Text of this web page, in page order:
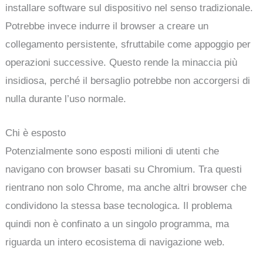
installare software sul dispositivo nel senso tradizionale.
Potrebbe invece indurre il browser a creare un
collegamento persistente, sfruttabile come appoggio per
operazioni successive. Questo rende la minaccia più
insidiosa, perché il bersaglio potrebbe non accorgersi di
nulla durante l’uso normale.
Chi è esposto
Potenzialmente sono esposti milioni di utenti che
navigano con browser basati su Chromium. Tra questi
rientrano non solo Chrome, ma anche altri browser che
condividono la stessa base tecnologica. Il problema
quindi non è confinato a un singolo programma, ma
riguarda un intero ecosistema di navigazione web.